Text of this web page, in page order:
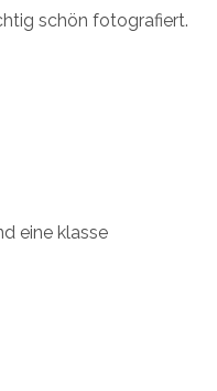
schön fotografiert.
eine klasse